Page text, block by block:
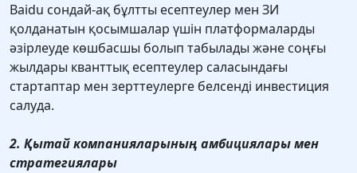
Baidu сондай-ақ бұлтты есептеулер мен ЗИ
қолданатын қосымшалар үшін платформаларды
әзірлеуде көшбасшы болып табылады және соңғы
жылдары кванттық есептеулер саласындағы
стартаптар мен зерттеулерге белсенді инвестиция
салуда.
2. Қытай компанияларының амбициялары мен
стратегиялары